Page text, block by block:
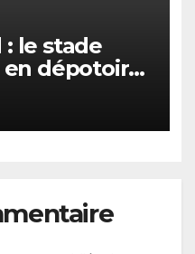
le stade
dépotoir